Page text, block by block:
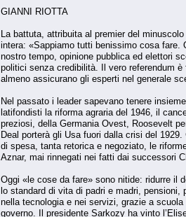
GIANNI RIOTTA
La battuta, attribuita al premier del
intera: «Sappiamo tutti benissimo cosa fare.
nostro tempo, opinione pubblica ed elettori
politici senza credibilità. Il vero referendum
almeno assicurano gli esperti nel generale
Nel passato i leader sapevano tenere
latifondisti la riforma agraria del 1946, il
preziosi, della Germania Ovest, Roosevelt
Deal porterà gli Usa fuori dalla crisi del
di spesa, tanta retorica e negoziato, le
Aznar, mai rinnegati nei fatti dai successori
Oggi «le cose da fare» sono nitide: ridurre il
lo standard di vita di padri e madri,
nella tecnologia e nei servizi, grazie a
governo. Il presidente Sarkozy ha vinto